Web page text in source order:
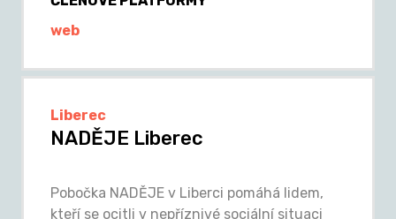
web
Liberec
NADĚJE Liberec
Pobočka NADĚJE v Liberci pomáhá lidem,
kteří se ocitli v nepříznivé sociální situaci